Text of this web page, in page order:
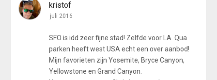
kristof
juli 2016
SFO is idd zeer fijne stad! Zelfde voor LA. Qua
parken heeft west USA echt een over aanbod!
Mijn favorieten zijn Yosemite, Bryce Canyon,
Yellowstone en Grand Canyon.